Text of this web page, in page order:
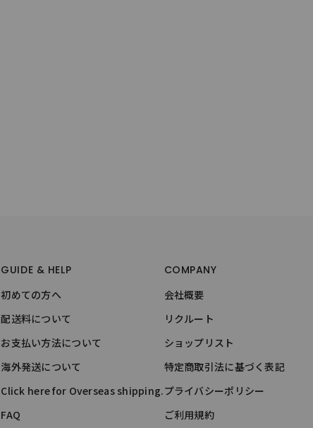
GUIDE & HELP
初めての方へ
配送料について
お支払い方法について
海外発送について
Click here for Overseas shipping.
FAQ
COMPANY
会社概要
リクルート
ショップリスト
特定商取引法に基づく表記
プライバシーポリシー
ご利用規約